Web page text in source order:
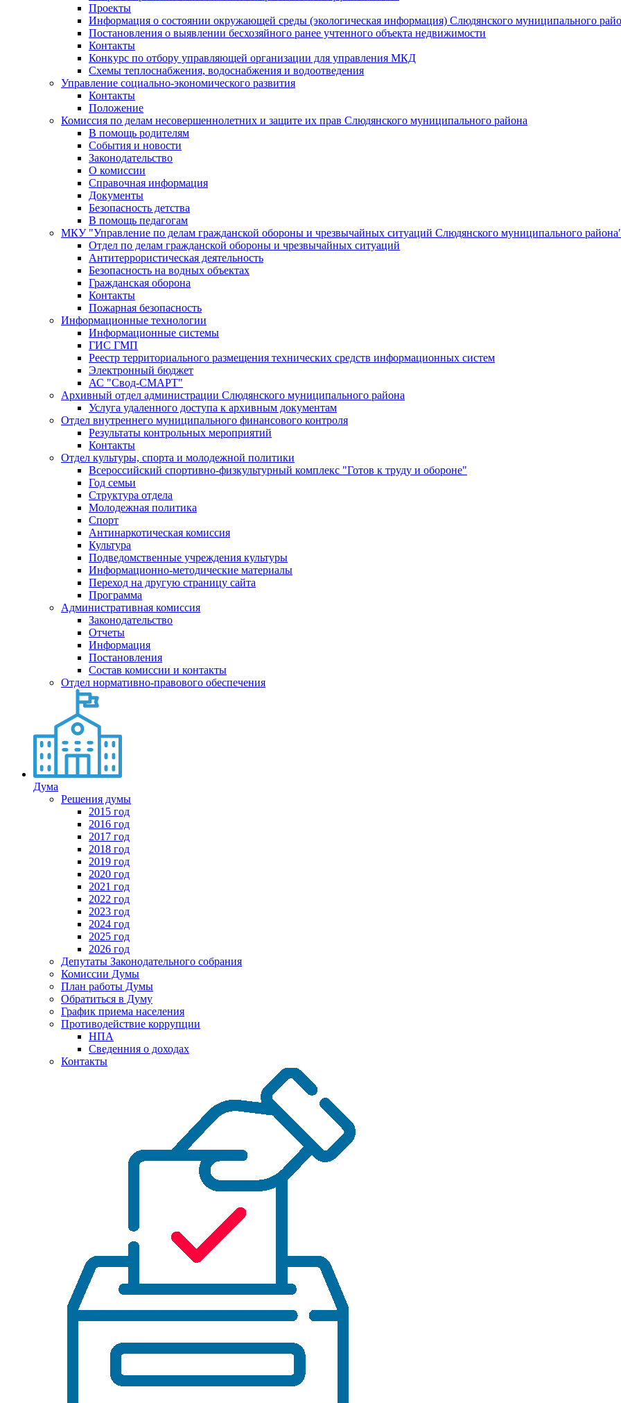
Проекты
Информация о состоянии окружающей среды (экологическая информация) Слюдянского муниципального
Постановления о выявлении бесхозяйного ранее учтенного объекта недвижимости
Контакты
Конкурс по отбору управляющей организации для управления МКД
Схемы теплоснабжения, водоснабжения и водоотведения
Управление социально-экономического развития
Контакты
Положение
Комиссия по делам несовершеннолетних и защите их прав Слюдянского муниципального района
В помощь родителям
События и новости
Законодательство
О комиссии
Справочная информация
Документы
Безопасность детства
В помощь педагогам
МКУ "Управление по делам гражданской обороны и чрезвычайных ситуаций Слюдянского муниципального
Отдел по делам гражданской обороны и чрезвычайных ситуаций
Антитеррористическая деятельность
Безопасность на водных объектах
Гражданская оборона
Контакты
Пожарная безопасность
Информационные технологии
Информационные системы
ГИС ГМП
Реестр территориального размещения технических средств информационных систем
Электронный бюджет
АС "Свод-СМАРТ"
Архивный отдел администрации Слюдянского муниципального района
Услуга удаленного доступа к архивным документам
Отдел внутреннего муниципального финансового контроля
Результаты контрольных мероприятий
Контакты
Отдел культуры, спорта и молодежной политики
Всероссийский спортивно-физкультурный комплекс "Готов к труду и обороне"
Год семьи
Структура отдела
Молодежная политика
Спорт
Антинаркотическая комиссия
Культура
Подведомственные учреждения культуры
Информационно-методические материалы
Переход на другую страницу сайта
Программа
Административная комиссия
Законодательство
Отчеты
Информация
Постановления
Состав комиссии и контакты
Отдел нормативно-правового обеспечения
Дума
Решения думы
2015 год
2016 год
2017 год
2018 год
2019 год
2020 год
2021 год
2022 год
2023 год
2024 год
2025 год
2026 год
Депутаты Законодательного собрания
Комиссии Думы
План работы Думы
Обратиться в Думу
График приема населения
Противодействие коррупции
НПА
Сведенния о доходах
Контакты